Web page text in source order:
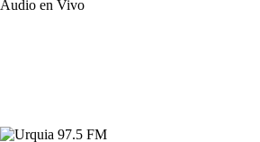
Audio en Vivo